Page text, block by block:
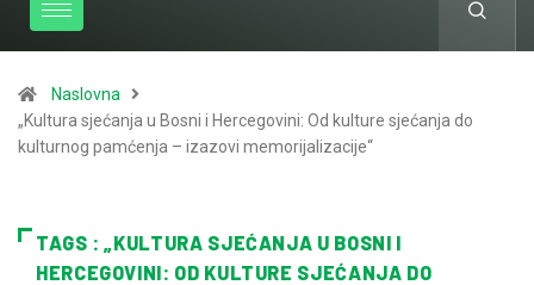
Naslovna
„Kultura sjećanja u Bosni i Hercegovini: Od kulture sjećanja do
kulturnog pamćenja – izazovi memorijalizacije“
TAGS : „KULTURA SJEĆANJA U BOSNI I
HERCEGOVINI: OD KULTURE SJEĆANJA DO